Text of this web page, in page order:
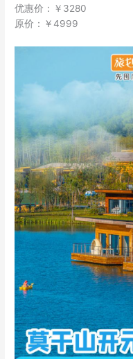
优惠价：￥3280
原价：￥4999